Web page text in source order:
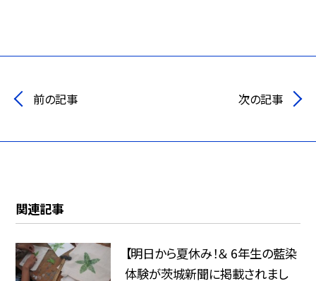
前の記事 次の記事
関連記事
【明日から夏休み！＆ 6年生の藍染
体験が茨城新聞に掲載されまし